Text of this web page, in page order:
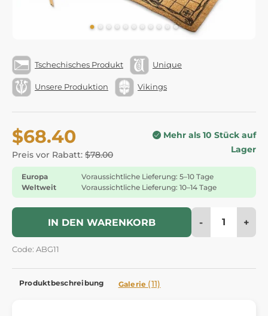
Tschechisches Produkt Unique
Unsere Produktion Vikings
$68.40
Preis vor Rabatt: $78.00
Mehr als 10 Stück auf
Lager
Europa
Voraussichtliche Lieferung: 5–10 Tage
Weltweit
Voraussichtliche Lieferung: 10–14 Tage
IN DEN WARENKORB - +
Code: ABG11
Produktbeschreibung Galerie (11)